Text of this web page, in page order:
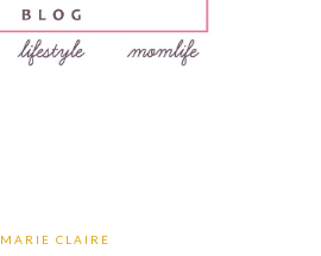
MARIE CLAIRE